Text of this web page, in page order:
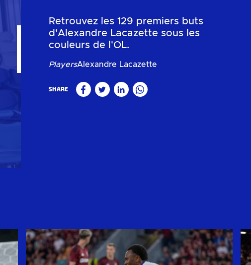
Share FacebookTwitterLinkedinWhatsApp
Retrouvez les 129 premiers buts
d'Alexandre Lacazette sous les
couleurs de l'OL.
PlayersAlexandre Lacazette